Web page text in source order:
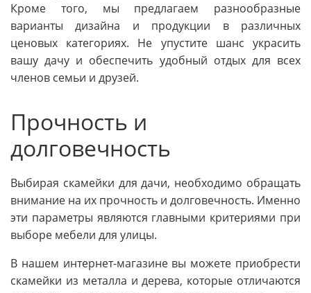
Кроме того, мы предлагаем разнообразные
варианты дизайна и продукции в различных
ценовых категориях. Не упустите шанс украсить
вашу дачу и обеспечить удобный отдых для всех
членов семьи и друзей.
Прочность и
долговечность
Выбирая скамейки для дачи, необходимо обращать
внимание на их прочность и долговечность. Именно
эти параметры являются главными критериями при
выборе мебели для улицы.
В нашем интернет-магазине вы можете приобрести
скамейки из металла и дерева, которые отличаются